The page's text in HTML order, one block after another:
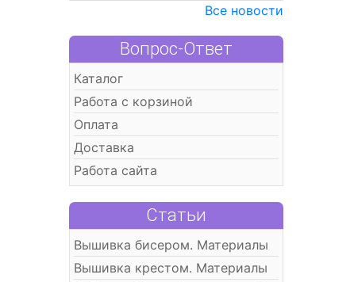
Все новости
Вопрос-Ответ
Каталог
Работа с корзиной
Оплата
Доставка
Работа сайта
Статьи
Вышивка бисером. Материалы
Вышивка крестом. Материалы